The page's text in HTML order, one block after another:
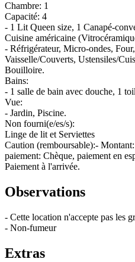
Chambre: 1
Capacité: 4
- 1 Lit Queen size, 1 Canapé-
Cuisine américaine
- Réfrigérateur, Micro-ondes,
Vaisselle/Couverts, Ustensiles/
Bouilloire.
Bains:
- 1 salle de bain avec douche, 1
Vue:
- Jardin, Piscine.
Non fourni(e/es/s):
Linge de lit et Serviettes
Caution (remboursable):-
paiement: Chèque, paiement en
Paiement à l'arrivée.
Observations
- Cette location n'accepte pas les
- Non-fumeur
Extras